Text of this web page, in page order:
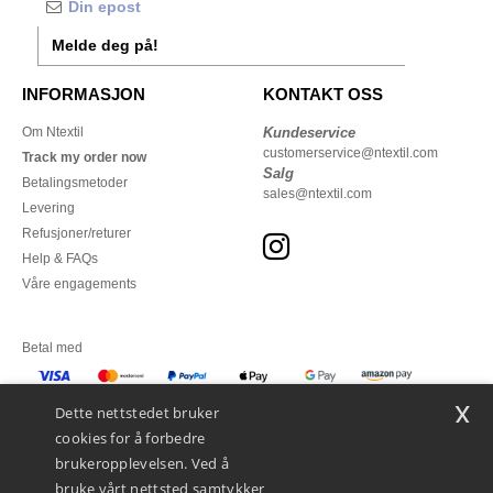
Melde deg på!
INFORMASJON
Om Ntextil
Track my order now
Betalingsmetoder
Levering
Refusjoner/returer
Help & FAQs
Våre engagements
KONTAKT OSS
Kundeservice
customerservice@ntextil.com
Salg
sales@ntextil.com
Betal med
Dette nettstedet bruker
cookies for å forbedre
brukeropplevelsen. Ved å
bruke vårt nettsted samtykker
x